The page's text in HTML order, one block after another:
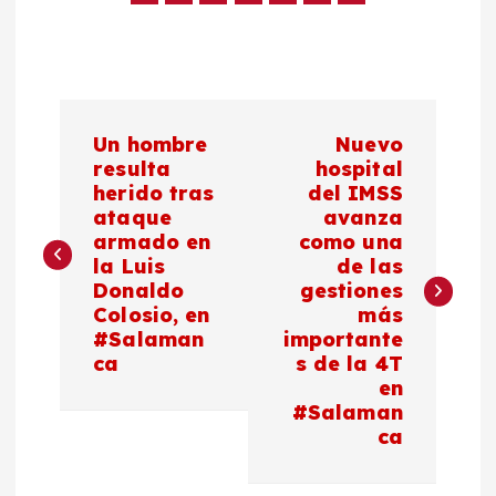
v
e
Un hombre
resulta
herido tras
ataque
armado en
la Luis
Donaldo
Colosio, en
#Salaman
ca
Nuevo
hospital
del IMSS
avanza
como una
de las
gestiones
más
importante
s de la 4T
en
#Salaman
ca